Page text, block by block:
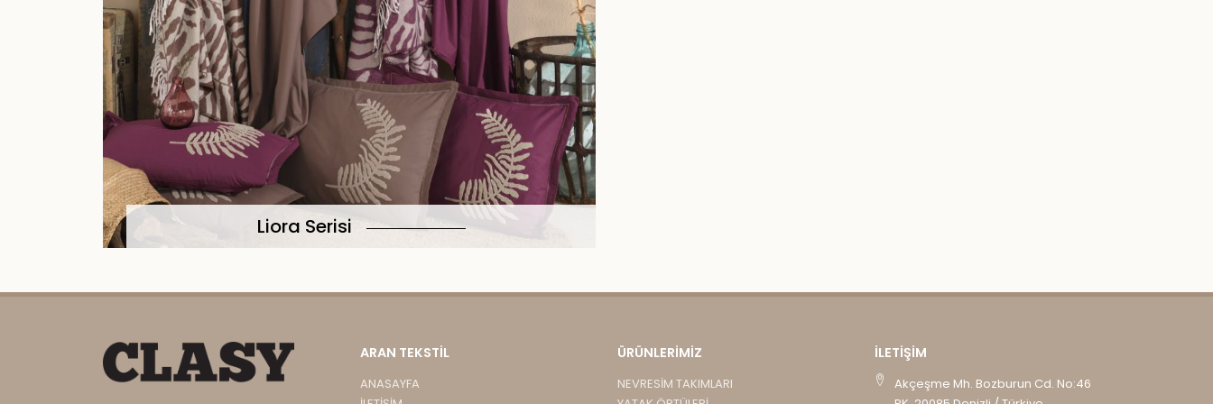
Liora Serisi
ARAN TEKSTİL
ANASAYFA
ÜRÜNLERIMIZ
NEVRESİM TAKIMLARI
İLETIŞIM
Akçeşme Mh. Bozburun Cd. No:46